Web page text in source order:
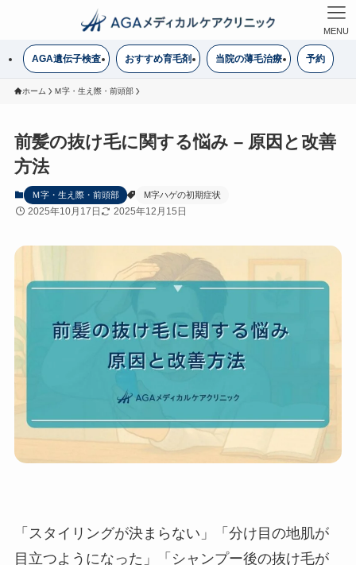
MENU
AGA遺伝子検査 おすすめ育毛剤 当院の薄毛治療 予約
ホーム Ｍ字・生え際・前頭部
前髪の抜け毛に関する悩み – 原因と改善
方法
Ｍ字・生え際・前頭部 M字ハゲの初期症状
2025年10月17日 2025年12月15日
「スタイリングが決まらない」「分け目の地肌が
目立つようになった」「シャンプー後の抜け毛が